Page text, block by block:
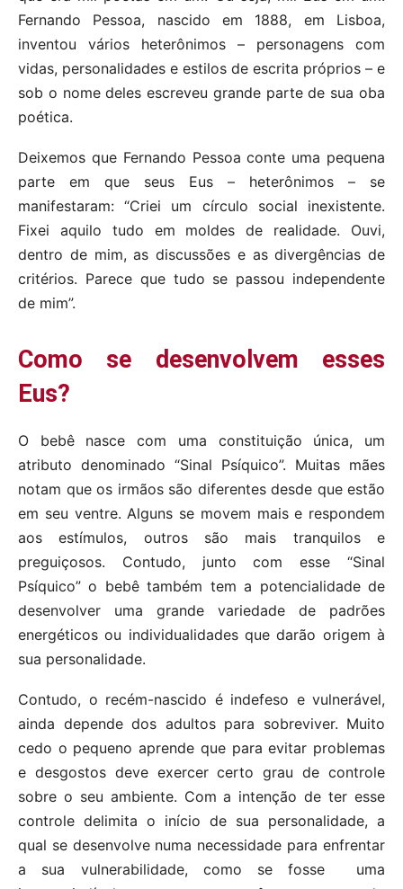
Fernando Pessoa, nascido em 1888, em Lisboa,
inventou vários heterônimos – personagens com
vidas, personalidades e estilos de escrita próprios – e
sob o nome deles escreveu grande parte de sua oba
poética.
Deixemos que Fernando Pessoa conte uma pequena
parte em que seus Eus – heterônimos – se
manifestaram: “Criei um círculo social inexistente.
Fixei aquilo tudo em moldes de realidade. Ouvi,
dentro de mim, as discussões e as divergências de
critérios. Parece que tudo se passou independente
de mim”.
Como se desenvolvem esses
Eus?
O bebê nasce com uma constituição única, um
atributo denominado “Sinal Psíquico”. Muitas mães
notam que os irmãos são diferentes desde que estão
em seu ventre. Alguns se movem mais e respondem
aos estímulos, outros são mais tranquilos e
preguiçosos. Contudo, junto com esse “Sinal
Psíquico” o bebê também tem a potencialidade de
desenvolver uma grande variedade de padrões
energéticos ou individualidades que darão origem à
sua personalidade.
Contudo, o recém-nascido é indefeso e vulnerável,
ainda depende dos adultos para sobreviver. Muito
cedo o pequeno aprende que para evitar problemas
e desgostos deve exercer certo grau de controle
sobre o seu ambiente. Com a intenção de ter esse
controle delimita o início de sua personalidade, a
qual se desenvolve numa necessidade para enfrentar
a sua vulnerabilidade, como se fosse uma